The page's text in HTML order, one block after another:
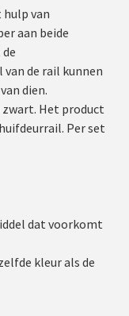
van
aan beide
de rail kunnen
dien.
Het product
Per set
dat voorkomt
kleur als de